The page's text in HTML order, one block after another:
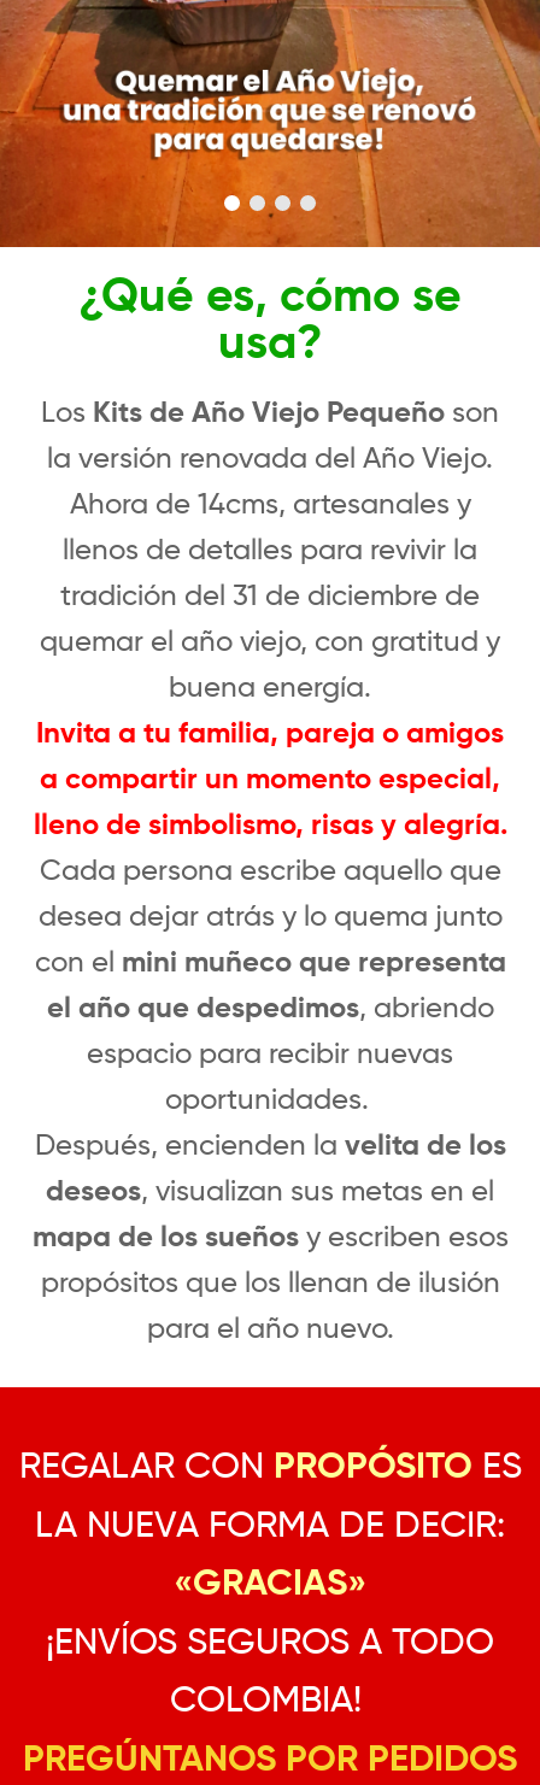
¿Qué es, cómo se
usa?
Los Kits de Año Viejo Pequeño son
la versión renovada del Año Viejo.
Ahora de 14cms, artesanales y
llenos de detalles para revivir la
tradición del 31 de diciembre de
quemar el año viejo, con gratitud y
buena energía.
Invita a tu familia, pareja o amigos
a compartir un momento especial,
lleno de simbolismo, risas y alegría.
Cada persona escribe aquello que
desea dejar atrás y lo quema junto
con el mini muñeco que representa
el año que despedimos, abriendo
espacio para recibir nuevas
oportunidades.
Después, encienden la velita de los
deseos, visualizan sus metas en el
mapa de los sueñosy escriben esos
propósitos que los llenan de ilusión
para el año nuevo.
REGALAR CON PROPÓSITO ES
LA NUEVA FORMA DE DECIR:
«GRACIAS»
¡ENVÍOS SEGUROS A TODO
COLOMBIA!
PREGÚNTANOS POR PEDIDOS